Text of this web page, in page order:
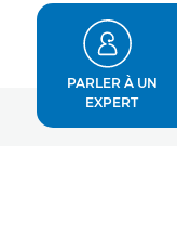
PARLER À UN
EXPERT